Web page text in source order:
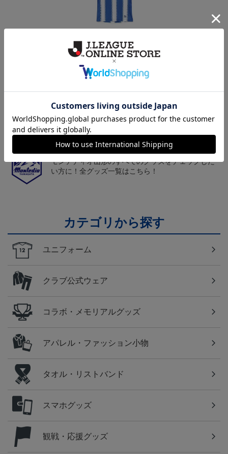
ニフォーム半袖（FP1st）
18,700円～23,760円
チームマスコット「ディーオ」グッズは、サポータ
ーやファン必見！
モンテディオ山形のすべてのグッズをチェックした
い方に！全グッズ一覧はこちら！
カテゴリから探す
ユニフォーム
クラブ公式ウェア
コラボ・メモリアルグッズ
アパレル・ファッション小物
タオル・リストバンド
スマホグッズ
観戦・応援グッズ